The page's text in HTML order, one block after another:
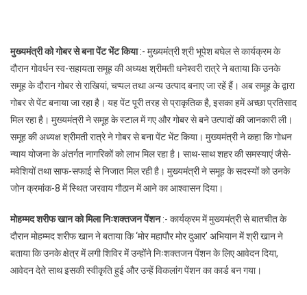
मुख्यमंत्री को गोबर से बना पेंट भेंट किया:- मुख्यमंत्री श्री भूपेश बघेल से कार्यक्रम के
दौरान गोवर्धन स्व-सहायता समूह की अध्यक्ष श्रीमती धनेश्वरी रात्रे ने बताया कि उनके
समूह के दौरान गोबर से राखियां, चप्पल तथा अन्य उत्पाद बनाए जा रहें हैं। अब समूह के द्वारा
गोबर से पेंट बनाया जा रहा है। यह पेंट पूरी तरह से प्राकृतिक है, इसका हमें अच्छा प्रतिसाद
मिल रहा है। मुख्यमंत्री ने समूह के स्टाल में गए और गोबर से बने उत्पादों की जानकारी ली।
समूह की अध्यक्ष श्रीमती रात्रे ने गोबर से बना पेंट भेंट किया। मुख्यमंत्री ने कहा कि गोधन
न्याय योजना के अंतर्गत नागरिकों को लाभ मिल रहा है। साथ-साथ शहर की समस्याएं जैसे-
मवेशियों तथा साफ-सफाई से निजात मिल रही है। मुख्यमंत्री ने समूह के सदस्यों को उनके
जोन क्रमांक-8 में स्थित जरवाय गौठान में आने का आश्वासन दिया।
मोहम्मद शरीफ खान को मिला निःशक्तजन पेंशन:- कार्यक्रम में मुख्यमंत्री से बातचीत के
दौरान मोहम्मद शरीफ खान ने बताया कि ‘मोर महापौर मोर दुआर’ अभियान में श्री खान ने
बताया कि उनके क्षेत्र में लगी शिविर में उन्होंने निःशक्तजन पेंशन के लिए आवेदन दिया,
आवेदन देते साथ इसकी स्वीकृति हुई और उन्हें विकलांग पेंशन का कार्ड बन गया।